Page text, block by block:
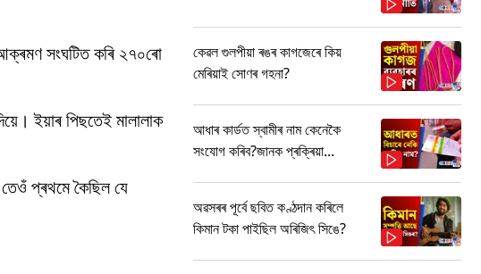
সংঘটিত কৰি ২৭০ৰো
ইয়াৰ পিছতেই মালালাক
তেওঁ প্ৰথমে কৈছিল যে
কেৱল গুলপীয়া ৰঙৰ কাগজেৰে কিয়
মেৰিয়াই সোণৰ গহনা?
আধাৰ কাৰ্ডত স্বামীৰ নাম কেনেকৈ
সংযোগ কৰিব?জানক প্ৰক্ৰিয়া...
অৱসৰৰ পূৰ্বে ছবিত কণ্ঠদান কৰিলে
কিমান টকা পাইছিল অৰিজিৎ সিঙে?